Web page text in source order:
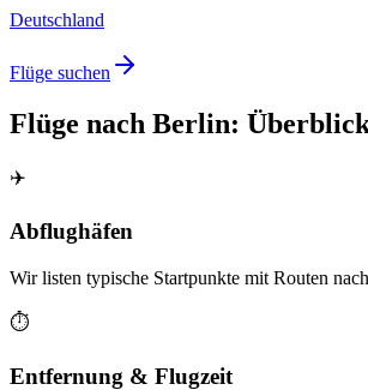
Deutschland
Flüge suchen
Flüge nach Berlin:
✈️
Abflughäfen
Wir listen typische Startpunkte mit Routen
⏱️
Entfernung & Flugzeit